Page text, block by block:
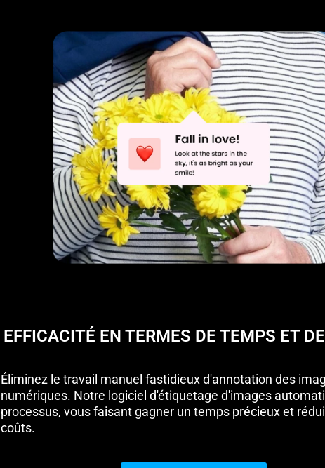
EFFICACITÉ EN TERMES DE TEMPS ET
Éliminez le travail manuel fastidieux d'annotation des
numériques. Notre logiciel d'étiquetage d'images
processus, vous faisant gagner un temps précieux et
coûts.